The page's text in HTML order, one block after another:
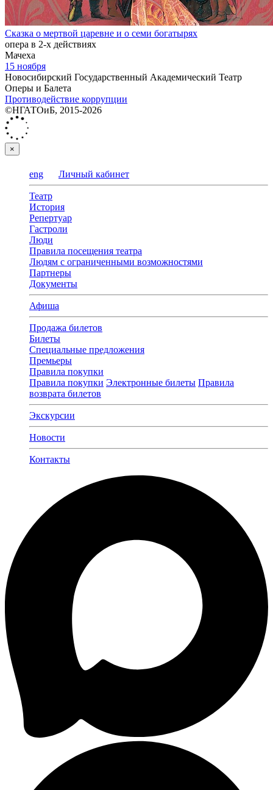
Сказка о мертвой царевне и о семи богатырях
опера в 2-х действиях
Мачеха
15 ноября
Новосибирский Государственный Академический Театр
Оперы и Балета
Противодействие коррупции
©НГАТОиБ, 2015-2026
×
eng Личный кабинет
Театр
История
Репертуар
Гастроли
Люди
Правила посещения театра
Людям с ограниченными возможностями
Партнеры
Документы
Афиша
Продажа билетов
Билеты
Специальные предложения
Премьеры
Правила покупки
Правила покупки Электронные билеты Правила
возврата билетов
Экскурсии
Новости
Контакты